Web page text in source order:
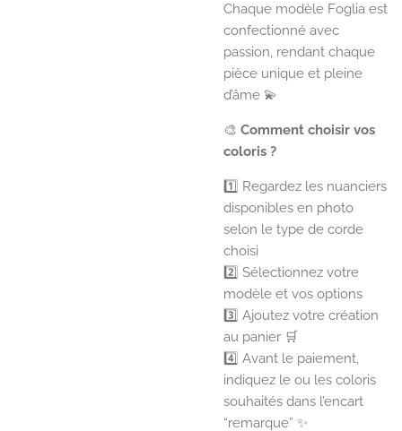
Chaque modèle Foglia est
confectionné avec
passion, rendant chaque
pièce unique et pleine
d’âme 💫
🎨 Comment choisir vos
coloris ?
1️⃣ Regardez les nuanciers
disponibles en photo
selon le type de corde
choisi
2️⃣ Sélectionnez votre
modèle et vos options
3️⃣ Ajoutez votre création
au panier 🛒
4️⃣ Avant le paiement,
indiquez le ou les coloris
souhaités dans l’encart
“remarque” ✨